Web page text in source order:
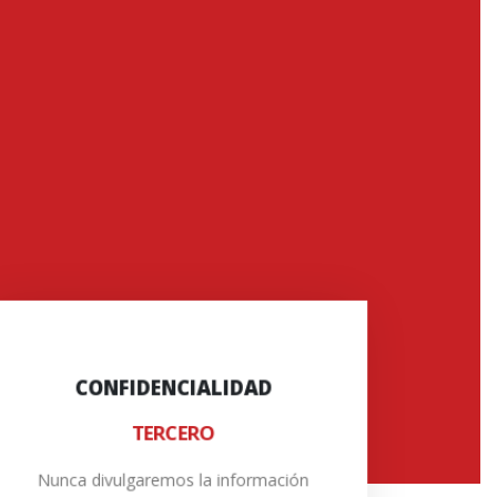
CONFIDENCIALIDAD
TERCERO
Nunca divulgaremos la información
CONFIDENCIALIDAD
Podemos firmar un acuerdo de no
divulgación con usted y le